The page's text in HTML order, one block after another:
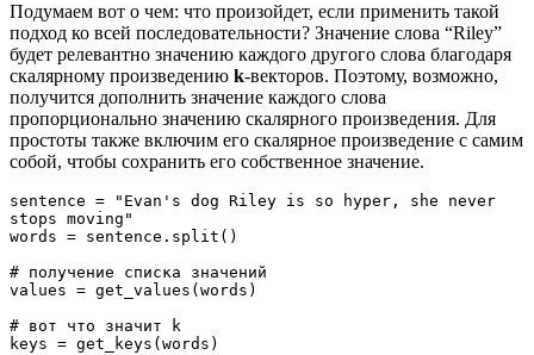
Подумаем вот о чем: что произойдет, если применить такой
подход ко всей последовательности? Значение слова “Riley”
будет релевантно значению каждого другого слова благодаря
скалярному произведению k-векторов. Поэтому, возможно,
получится дополнить значение каждого слова
пропорционально значению скалярного произведения. Для
простоты также включим его скалярное произведение с самим
собой, чтобы сохранить его собственное значение.
sentence = "Evan's dog Riley is so hyper, she never
stops moving"
words = sentence.split()
# получение списка значений
values = get_values(words)
# вот что значит k
keys = get_keys(words)